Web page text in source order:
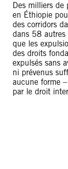
Des milliers de
en Éthiopie
des corridors
dans 58 autres
que les
des droits
expulsés sans
ni prévenus
aucune forme
par le droit